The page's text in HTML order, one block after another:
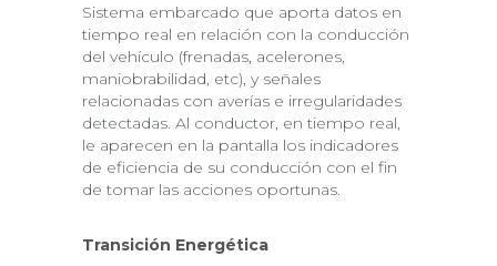
Sistema embarcado que aporta datos en
tiempo real en relación con la conducción
del vehículo (frenadas, acelerones,
maniobrabilidad, etc), y señales
relacionadas con averías e irregularidades
detectadas. Al conductor, en tiempo real,
le aparecen en la pantalla los indicadores
de eficiencia de su conducción con el fin
de tomar las acciones oportunas.
Transición Energética